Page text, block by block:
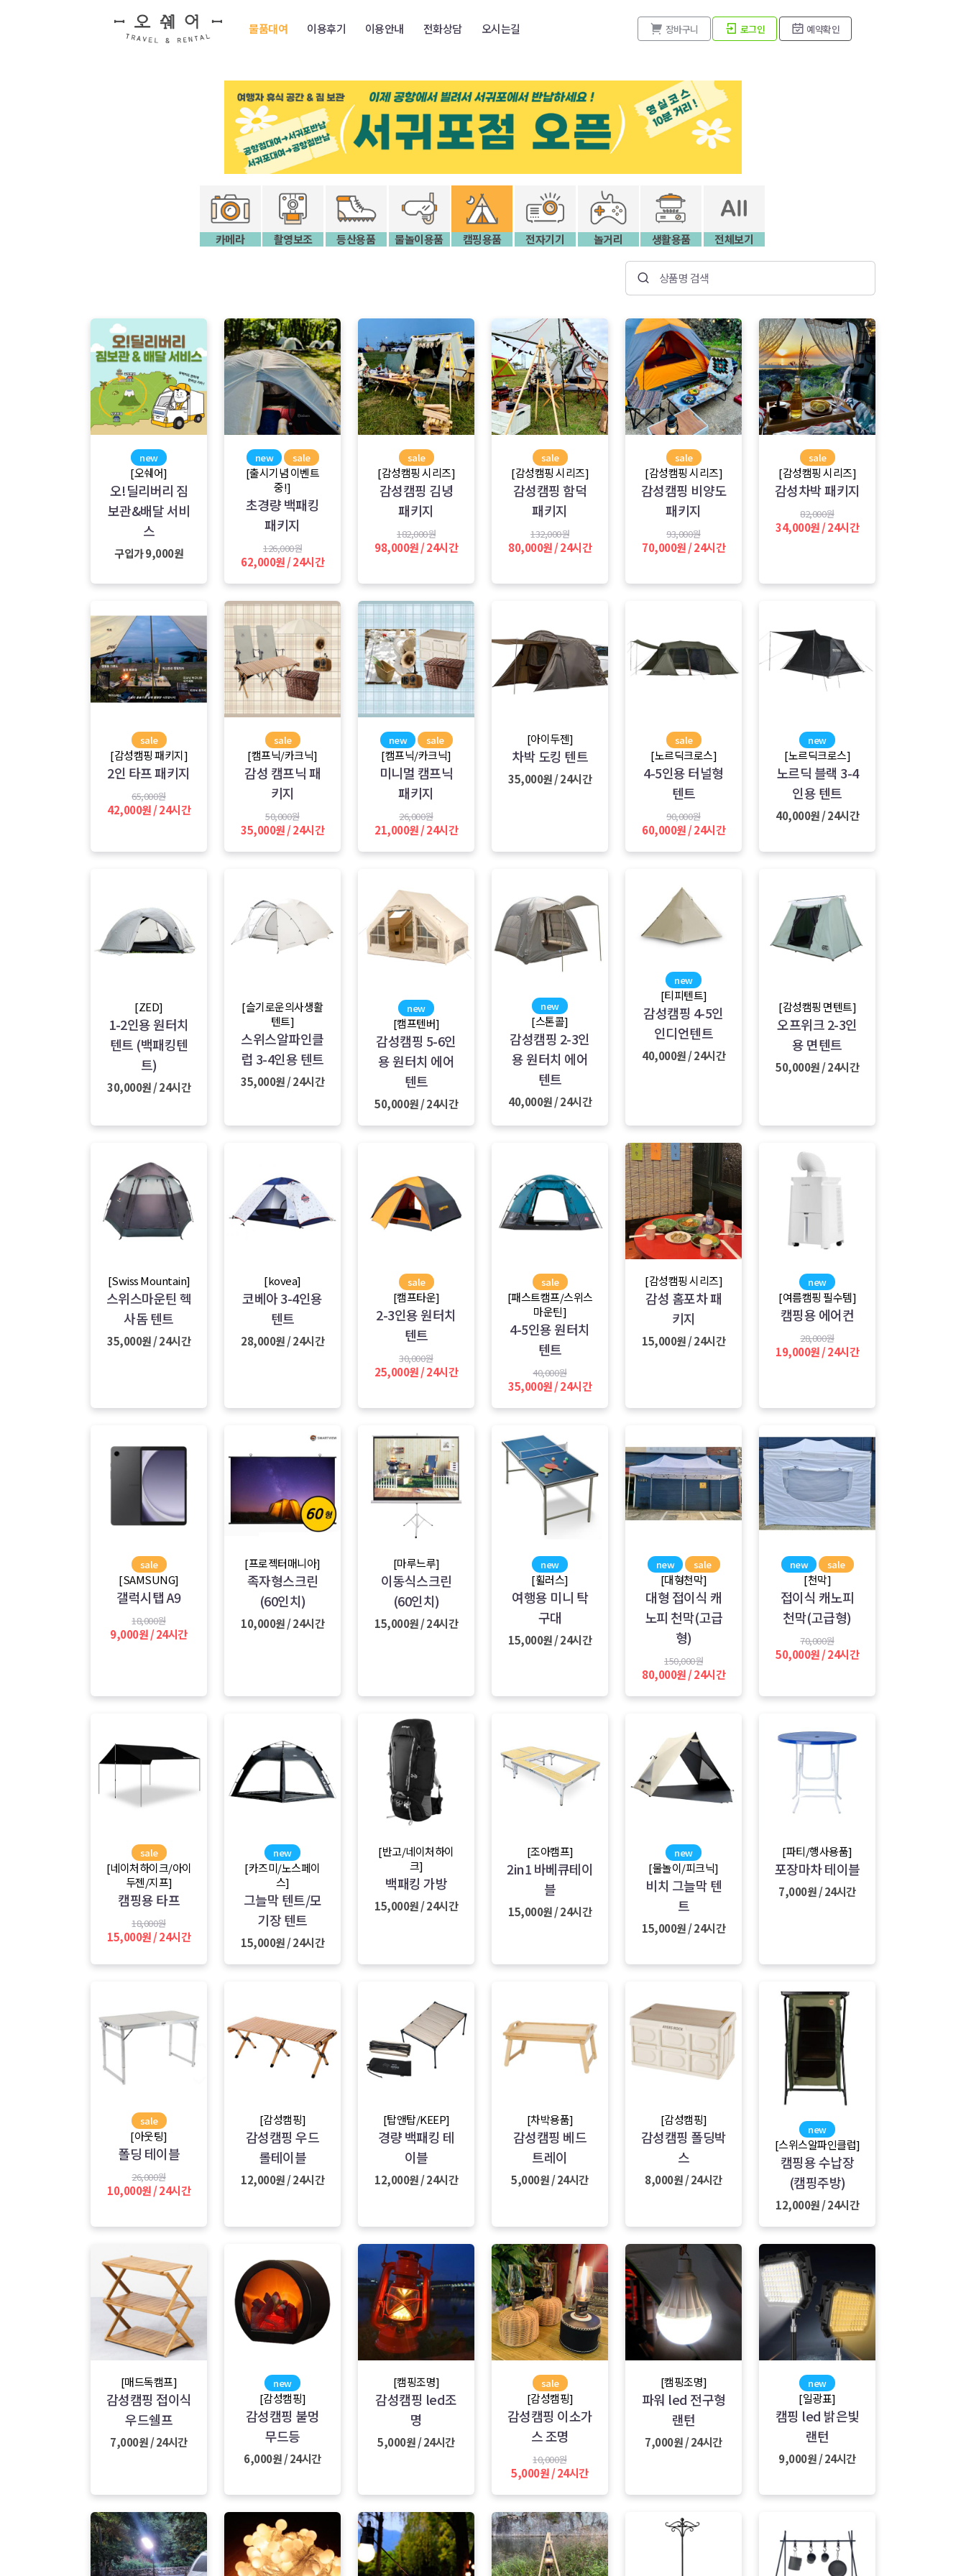
물품대여 이용후기 이용안내 전화상담 오시는길 장바구니 로그인 예약확인
카메라 촬영보조 등산용품 물놀이용품 캠핑용품 전자기기 놀거리 생활용품 전체보기
상품명 검색
new
[오쉐어]
오!딜리버리 짐
보관&배달 서비
스
구입가 9,000원
new sale
[출시기념 이벤트
중!]
초경량 백패킹
패키지
126,000원
62,000원 / 24시간
sale
[감성캠핑 시리즈]
감성캠핑 김녕
패키지
182,000원
98,000원 / 24시간
sale
[감성캠핑 시리즈]
감성캠핑 함덕
패키지
132,000원
80,000원 / 24시간
sale
[감성캠핑 시리즈]
감성캠핑 비양도
패키지
93,000원
70,000원 / 24시간
sale
[감성캠핑 시리즈]
감성차박 패키지
82,000원
34,000원 / 24시간
sale
[감성캠핑 패키지]
2인 타프 패키지
65,000원
42,000원 / 24시간
sale
[캠프닉/카크닉]
감성 캠프닉 패
키지
50,000원
35,000원 / 24시간
new sale
[캠프닉/카크닉]
미니멀 캠프닉
패키지
26,000원
21,000원 / 24시간
[아이두젠]
차박 도킹 텐트
35,000원 / 24시간
sale
[노르딕크로스]
4-5인용 터널형
텐트
90,000원
60,000원 / 24시간
new
[노르딕크로스]
노르딕 블랙 3-4
인용 텐트
40,000원 / 24시간
[ZED]
1-2인용 원터치
텐트 (백패킹텐
트)
30,000원 / 24시간
[슬기로운의사생활
텐트]
스위스알파인클
럽 3-4인용 텐트
35,000원 / 24시간
new
[캠프텐버]
감성캠핑 5-6인
용 원터치 에어
텐트
50,000원 / 24시간
new
[스톤콜]
감성캠핑 2-3인
용 원터치 에어
텐트
40,000원 / 24시간
new
[티피텐트]
감성캠핑 4-5인
인디언텐트
40,000원 / 24시간
[감성캠핑 면텐트]
오프위크 2-3인
용 면텐트
50,000원 / 24시간
[Swiss Mountain]
스위스마운틴 헥
사돔 텐트
35,000원 / 24시간
[kovea]
코베아 3-4인용
텐트
28,000원 / 24시간
sale
[캠프타운]
2-3인용 원터치
텐트
30,000원
25,000원 / 24시간
sale
[패스트캠프/스위스
마운틴]
4-5인용 원터치
텐트
40,000원
35,000원 / 24시간
[감성캠핑 시리즈]
감성 홈포차 패
키지
15,000원 / 24시간
new
[여름캠핑 필수템]
캠핑용 에어컨
28,000원
19,000원 / 24시간
sale
[SAMSUNG]
갤럭시탭 A9
18,000원
9,000원 / 24시간
[프로젝터매니아]
족자형스크린
(60인치)
10,000원 / 24시간
[마루느루]
이동식스크린
(60인치)
15,000원 / 24시간
new
[휠러스]
여행용 미니 탁
구대
15,000원 / 24시간
new sale
[대형천막]
대형 접이식 캐
노피 천막(고급
형)
150,000원
80,000원 / 24시간
new sale
[천막]
접이식 캐노피
천막(고급형)
70,000원
50,000원 / 24시간
sale
[네이처하이크/아이
두젠/지프]
캠핑용 타프
18,000원
15,000원 / 24시간
new
[카즈미/노스페이
스]
그늘막 텐트/모
기장 텐트
15,000원 / 24시간
[반고/네이처하이
크]
백패킹 가방
15,000원 / 24시간
[조아캠프]
2in1 바베큐테이
블
15,000원 / 24시간
new
[물놀이/피크닉]
비치 그늘막 텐
트
15,000원 / 24시간
[파티/행사용품]
포장마차 테이블
7,000원 / 24시간
sale
[아웃팅]
폴딩 테이블
26,000원
10,000원 / 24시간
[감성캠핑]
감성캠핑 우드
롤테이블
12,000원 / 24시간
[탑앤탑/KEEP]
경량 백패킹 테
이블
12,000원 / 24시간
[차박용품]
감성캠핑 베드
트레이
5,000원 / 24시간
[감성캠핑]
감성캠핑 폴딩박
스
8,000원 / 24시간
new
[스위스알파인클럽]
캠핑용 수납장
(캠핑주방)
12,000원 / 24시간
[매드독캠프]
감성캠핑 접이식
우드쉘프
7,000원 / 24시간
new
[감성캠핑]
감성캠핑 불멍
무드등
6,000원 / 24시간
[캠핑조명]
감성캠핑 led조
명
5,000원 / 24시간
sale
[감성캠핑]
감성캠핑 이소가
스 조명
10,000원
5,000원 / 24시간
[캠핑조명]
파워 led 전구형
랜턴
7,000원 / 24시간
new
[일광표]
캠핑 led 밝은빛
랜턴
9,000원 / 24시간